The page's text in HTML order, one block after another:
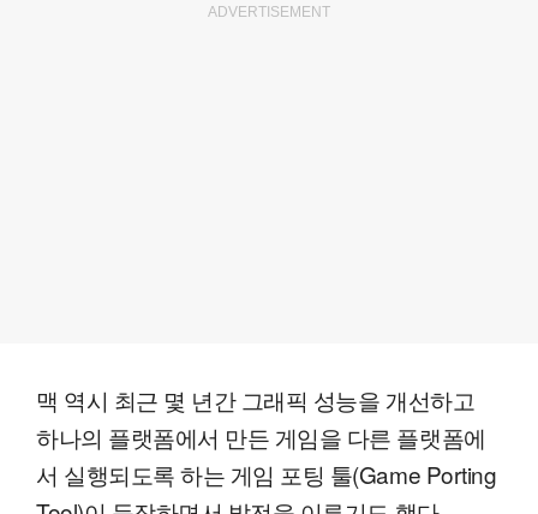
ADVERTISEMENT
맥 역시 최근 몇 년간 그래픽 성능을 개선하고
하나의 플랫폼에서 만든 게임을 다른 플랫폼에
서 실행되도록 하는 게임 포팅 툴(Game Porting